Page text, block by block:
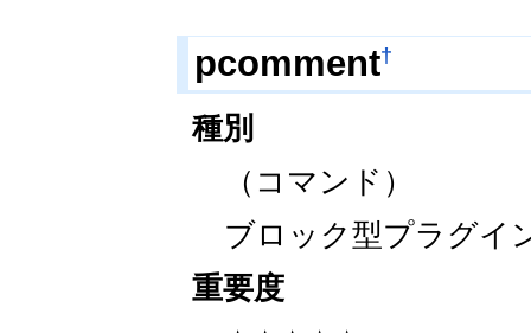
pcomment†
種別
（コマンド）
ブロック型プラグイ
重要度